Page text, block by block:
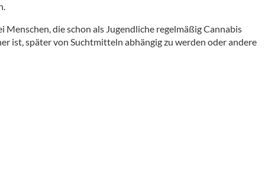
Menschen, die schon als Jugendliche regelmäßig Cannabis
ist, später von Suchtmitteln abhängig zu werden oder andere